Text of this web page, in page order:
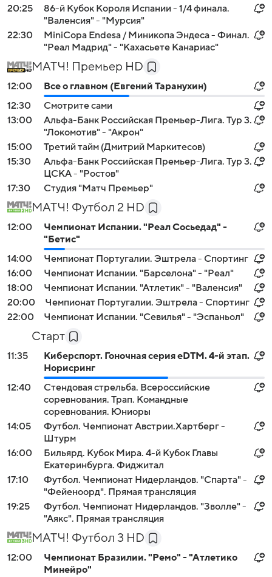
20:25
86-й Кубок Короля Испании - 1/4 финала.
"Валенсия" - "Мурсия"
22:30
MiniCopa Endesa / Миникопа Эндеса - Финал.
"Реал Мадрид" - "Кахасьете Канариас"
МАТЧ! Премьер HD
12:00
Все о главном (Евгений Таранухин)
12:30
Смотрите сами
13:00
Альфа-Банк Российская Премьер-Лига. Тур 3.
"Локомотив" - "Акрон"
15:00
Третий тайм (Дмитрий Маркитесов)
15:30
Альфа-Банк Российская Премьер-Лига. Тур 3.
ЦСКА - "Ростов"
17:30
Студия "Матч Премьер"
МАТЧ! Футбол 2 HD
12:00
Чемпионат Испании. "Реал Сосьедад" -
"Бетис"
14:00
Чемпионат Португалии. Эштрела - Спортинг
16:00
Чемпионат Испании. "Барселона" - "Реал"
18:00
Чемпионат Испании. "Атлетик" - "Валенсия"
20:00
Чемпионат Португалии. Эштрела - Спортинг
22:00
Чемпионат Испании. "Севилья" - "Эспаньол"
Старт
11:35
Киберспорт. Гоночная серия eDTM. 4-й этап.
Норисринг
12:40
Стендовая стрельба. Всероссийские
соревнования. Трап. Командные
соревнования. Юниоры
14:05
Футбол. Чемпионат Австрии.Хартберг -
Штурм
16:00
Бильярд. Кубок Мира. 4-й Кубок Главы
Екатеринбурга. Фиджитал
17:10
Футбол. Чемпионат Нидерландов. "Спарта" -
"Фейеноорд". Прямая трансляция
19:25
Футбол. Чемпионат Нидерландов. "Зволле" -
"Аякс". Прямая трансляция
МАТЧ! Футбол 3 HD
12:00
Чемпионат Бразилии. "Ремо" - "Атлетико
Минейро"